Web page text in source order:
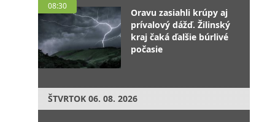
08:30
Oravu zasiahli krúpy aj
prívalový dážď. Žilinský
kraj čaká ďalšie búrlivé
počasie
ŠTVRTOK 06. 08. 2026